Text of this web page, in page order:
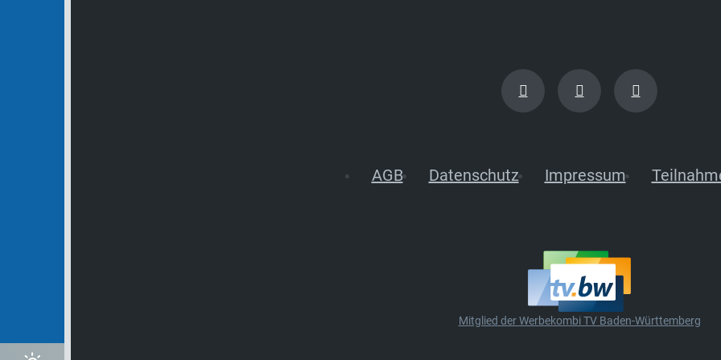
AGB Datenschutz Impressum
Mitglied der Werbekombi TV Baden-Württemberg